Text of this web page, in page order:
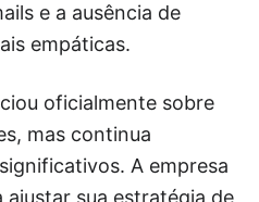
e a ausência de
empáticas.
oficialmente sobre
mas continua
A empresa